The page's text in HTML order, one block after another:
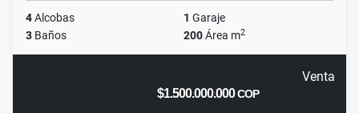
4Alcobas 1 Garaje
3 Baños 200Área m2
Venta
$1.500.000.000COP